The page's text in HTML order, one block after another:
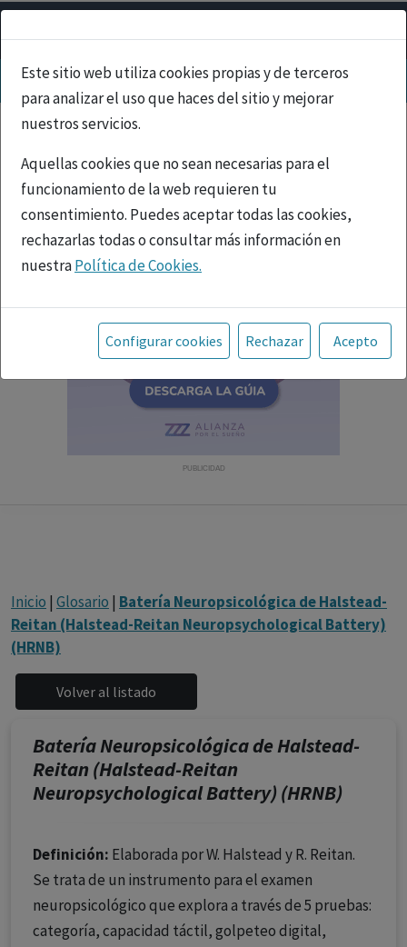
Este sitio web utiliza cookies propias y de terceros
para analizar el uso que haces del sitio y mejorar
nuestros servicios.
Aquellas cookies que no sean necesarias para el
funcionamiento de la web requieren tu
consentimiento. Puedes aceptar todas las cookies,
rechazarlas todas o consultar más información en
nuestraPolítica de Cookies.
Toda la información incluida en la Página Web está
referida a productos del mercado español y, por
tanto, dirigida a profesionales sanitarios legalmente
facultados para prescribir o dispensar medicamentos
con ejercicio profesional. La información técnica de los
fármacos se facilita a título meramente informativo,
Configurar cookies Rechazar Acepto
PUBLICIDAD
Inicio | Glosario | Batería Neuropsicológica de Halstead-
Reitan (Halstead-Reitan Neuropsychological Battery)
(HRNB)
Batería Neuropsicológica de Halstead-
Reitan (Halstead-Reitan
Neuropsychological Battery) (HRNB)
Definición: Elaborada por W. Halstead y R. Reitan.
Se trata de un instrumento para el examen
neuropsicológico que explora a través de 5 pruebas:
categoría, capacidad táctil, golpeteo digital,